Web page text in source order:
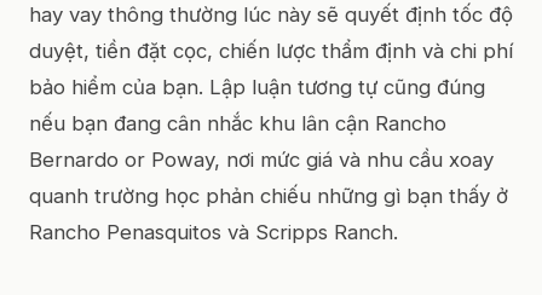
hay vay thông thường lúc này sẽ quyết định tốc độ
duyệt, tiền đặt cọc, chiến lược thẩm định và chi phí
bảo hiểm của bạn. Lập luận tương tự cũng đúng
nếu bạn đang cân nhắc khu lân cận Rancho
Bernardo or Poway, nơi mức giá và nhu cầu xoay
quanh trường học phản chiếu những gì bạn thấy ở
Rancho Penasquitos và Scripps Ranch.